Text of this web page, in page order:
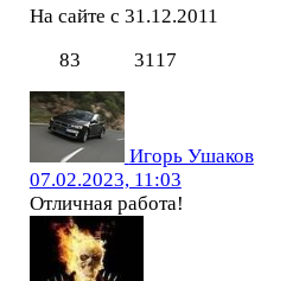
На сайте с 31.12.2011
83
3117
Игорь Ушаков
07.02.2023, 11:03
Отличная работа!